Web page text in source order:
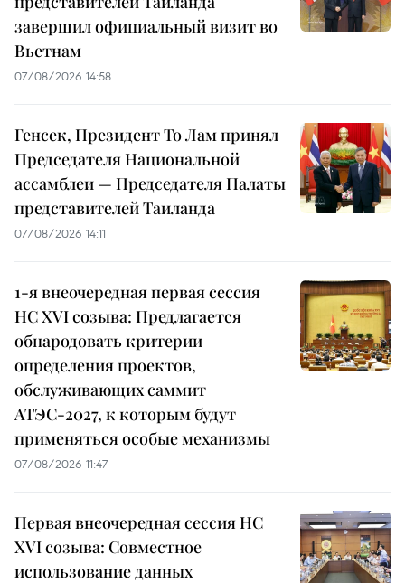
завершил официальный визит во
Вьетнам
07/08/2026 14:58
Генсек, Президент То Лам принял
Председателя Национальной
ассамблеи — Председателя Палаты
представителей Таиланда
07/08/2026 14:11
1-я внеочередная первая сессия
НС XVI созыва: Предлагается
обнародовать критерии
определения проектов,
обслуживающих саммит
АТЭС-2027, к которым будут
применяться особые механизмы
07/08/2026 11:47
Первая внеочередная сессия НС
XVI созыва: Совместное
использование данных